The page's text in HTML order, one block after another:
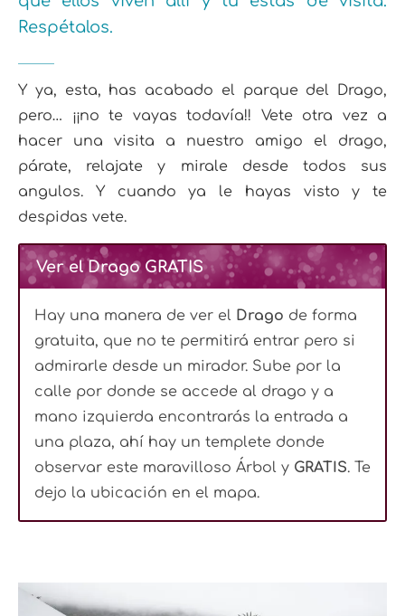
Respétalos.
Y ya, esta, has acabado el parque del Drago,
pero… ¡¡no te vayas todavía!! Vete otra vez a
hacer una visita a nuestro amigo el drago,
párate, relajate y mirale desde todos sus
angulos. Y cuando ya le hayas visto y te
despidas vete.
Ver el Drago GRATIS
Hay una manera de ver el Drago de forma
gratuita, que no te permitirá entrar pero si
admirarle desde un mirador. Sube por la
calle por donde se accede al drago y a
mano izquierda encontrarás la entrada a
una plaza, ahí hay un templete donde
observar este maravilloso Árbol y GRATIS. Te
dejo la ubicación en el mapa.